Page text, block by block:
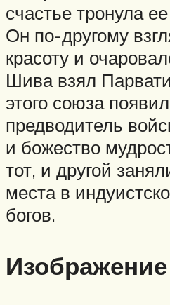
счастье тронула
Он по-другому
красоту и
Шива взял
этого союза
предводитель
и божество
тот, и другой
места в
богов.
Изображение